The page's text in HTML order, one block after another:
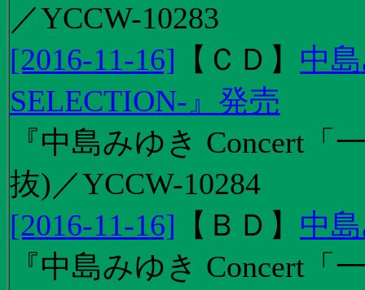
／YCCW-10283
[2016-11-16] 【 ＣＤ 】 中
SELECTION-』発売
『中島みゆき Concert
抜)／YCCW-10284
[2016-11-16] 【 ＢＤ 】 中
『中島みゆき Concert